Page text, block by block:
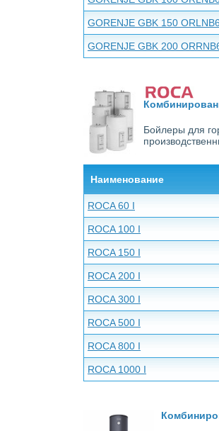
GORENJE GBK 150
GORENJE GBK 200
Бойлеры для
Наименование
ROCA 60 I
ROCA 100 I
ROCA 150 I
ROCA 200 I
ROCA 300 I
ROCA 500 I
ROCA 800 I
ROCA 1000 I